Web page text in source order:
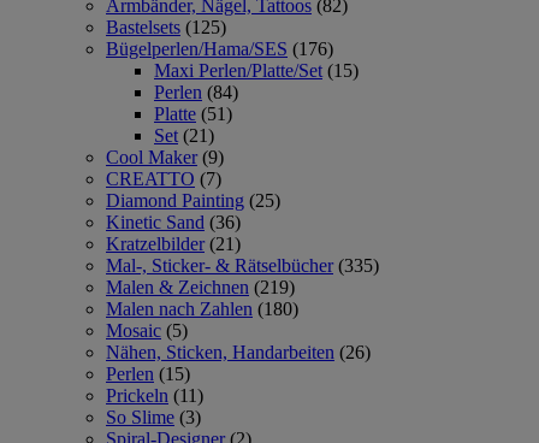
Armbänder, Nägel, Tattoos (82)
Bastelsets (125)
Bügelperlen/Hama/SES (176)
Maxi Perlen/Platte/Set (15)
Perlen (84)
Platte (51)
Set (21)
Cool Maker (9)
CREATTO (7)
Diamond Painting (25)
Kinetic Sand (36)
Kratzelbilder (21)
Mal-, Sticker- & Rätselbücher (335)
Malen & Zeichnen (219)
Malen nach Zahlen (180)
Mosaic (5)
Nähen, Sticken, Handarbeiten (26)
Perlen (15)
Prickeln (11)
So Slime (3)
Spiral-Designer (2)